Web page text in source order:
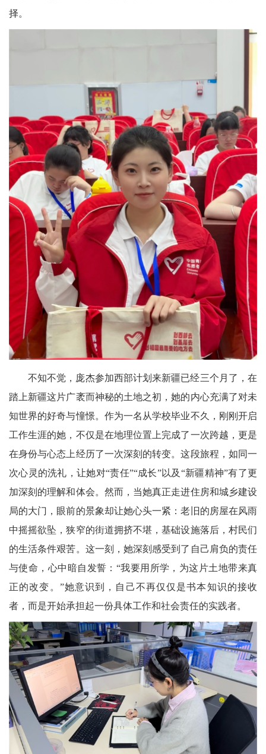
择。
不知不觉，庞杰参加西部计划来新疆已经三个月了，在
踏上新疆这片广袤而神秘的土地之初，她的内心充满了对未
知世界的好奇与憧憬。作为一名从学校毕业不久，刚刚开启
工作生涯的她，不仅是在地理位置上完成了一次跨越，更是
在身份与心态上经历了一次深刻的转变。这段旅程，如同一
次心灵的洗礼，让她对“责任”“成长”以及“新疆精神”有了更
加深刻的理解和体会。然而，当她真正走进住房和城乡建设
局的大门，眼前的景象却让她心头一紧：老旧的房屋在风雨
中摇摇欲坠，狭窄的街道拥挤不堪，基础设施落后，村民们
的生活条件艰苦。这一刻，她深刻感受到了自己肩负的责任
与使命，心中暗自发誓：“我要用所学，为这片土地带来真
正的改变。”她意识到，自己不再仅仅是书本知识的接收
者，而是开始承担起一份具体工作和社会责任的实践者。